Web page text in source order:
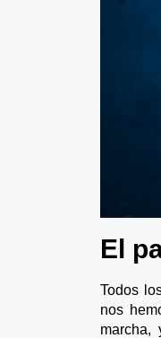
El
Todos
nos
marcha,